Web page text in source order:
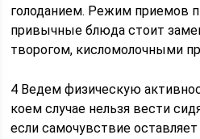
голоданием. Режим приемов
привычные блюда стоит
творогом, кисломолочными
4 Ведем физическую
коем случае нельзя вести
если самочувствие